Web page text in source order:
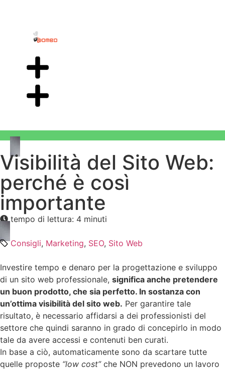
Visibilità del Sito Web:
perché è così
importante
tempo di lettura: 4 minuti
Consigli, Marketing, SEO, Sito Web
Investire tempo e denaro per la progettazione e sviluppo
di un sito web professionale, significa anche pretendere
un buon prodotto, che sia perfetto. In sostanza con
un’ottima visibilità del sito web. Per garantire tale
risultato, è necessario affidarsi a dei professionisti del
settore che quindi saranno in grado di concepirlo in modo
tale da avere accessi e contenuti ben curati.
In base a ciò, automaticamente sono da scartare tutte
quelle proposte “low cost”che NON prevedono un lavoro